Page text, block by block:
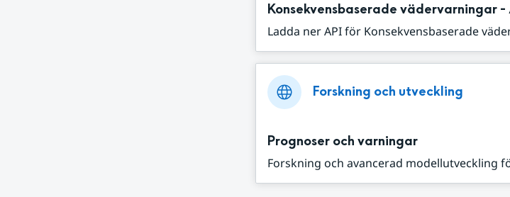
Konsekvensbaserade vädervarningar -
Ladda ner API för Konsekvensbaserade
Forskning och utveckling
Prognoser och varningar
Forskning och avancerad modellutveckling